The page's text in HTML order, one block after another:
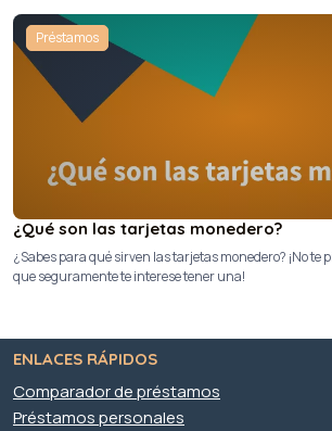
Préstamos
¿Qué son las tarjetas monedero?
¿Sabes para qué sirven las tarjetas monedero? ¡No te
que seguramente te interese tener una!
ENLACES RÁPIDOS
Comparador de préstamos
Préstamos personales